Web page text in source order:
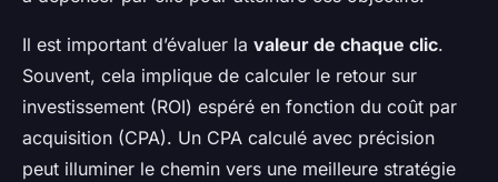
Il est important d’évaluer la valeur de chaque clic.
Souvent, cela implique de calculer le retour sur
investissement (ROI) espéré en fonction du coût par
acquisition (CPA). Un CPA calculé avec précision
peut illuminer le chemin vers une meilleure stratégie